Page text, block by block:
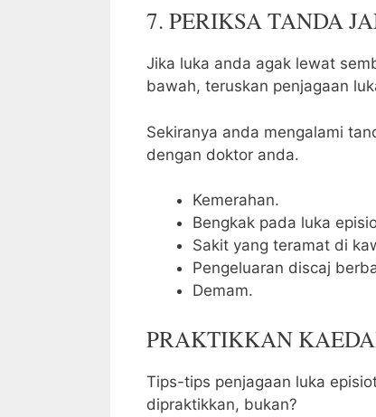
7. PERIKSA TANDA
Jika luka anda agak lewat
bawah, teruskan penjagaan
Sekiranya anda mengalami
dengan doktor anda.
Kemerahan.
Bengkak pada luka
Sakit yang teramat di
Pengeluaran discaj
Demam.
PRAKTIKKAN
Tips-tips penjagaan luka
dipraktikkan, bukan?